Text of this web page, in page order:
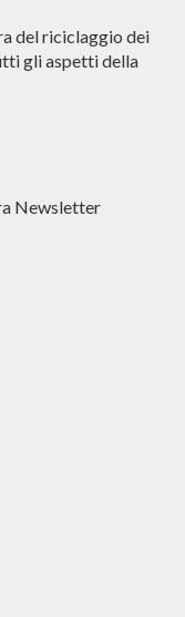
del riciclaggio dei
gli aspetti della
Newsletter